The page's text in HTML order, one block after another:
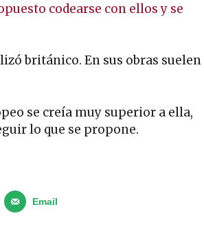
codearse con ellos y se
británico. En sus obras suelen
se creía muy superior a ella,
lo que se propone.
Email